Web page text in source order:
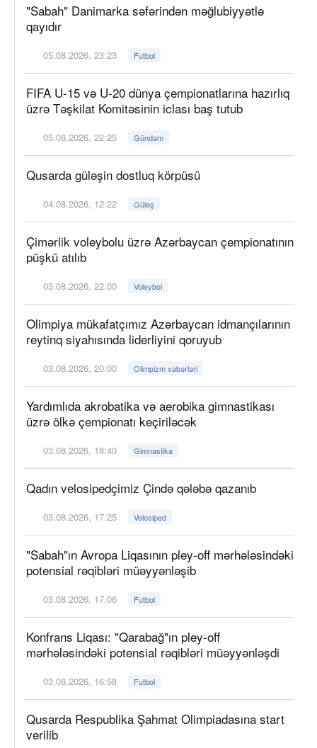
"Sabah" Danimarka səfərindən məğlubiyyətlə
qayıdır
05.08.2026, 23:23 Futbol
FIFA U-15 və U-20 dünya çempionatlarına hazırlıq
üzrə Təşkilat Komitəsinin iclası baş tutub
05.08.2026, 22:25 Gündəm
Qusarda güləşin dostluq körpüsü
04.08.2026, 12:22 Güləş
Çimərlik voleybolu üzrə Azərbaycan çempionatının
püşkü atılıb
03.08.2026, 22:00 Voleybol
Olimpiya mükafatçımız Azərbaycan idmançılarının
reytinq siyahısında liderliyini qoruyub
03.08.2026, 20:00 Olimpizm xəbərləri
Yardımlıda akrobatika və aerobika gimnastikası
üzrə ölkə çempionatı keçiriləcək
03.08.2026, 18:40 Gimnastika
Qadın velosipedçimiz Çində qələbə qazanıb
03.08.2026, 17:25 Velosiped
"Sabah"ın Avropa Liqasının pley-off mərhələsindəki
potensial rəqibləri müəyyənləşib
03.08.2026, 17:06 Futbol
Konfrans Liqası: "Qarabağ"ın pley-off
mərhələsindəki potensial rəqibləri müəyyənləşdi
03.08.2026, 16:58 Futbol
Qusarda Respublika Şahmat Olimpiadasına start
verilib